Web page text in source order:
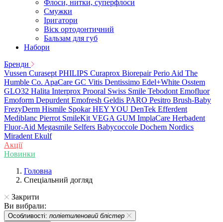
Флоси, нитки, суперфлоси
Смужки
Іригатори
Віск ортодонтичний
Бальзам для губ
Набори
Бренди
Vussen Curasept PHILIPS Curaprox Biorepair Perio Aid The
Humble Co. ApaCare GC Vitis Dentissimo Edel+White Osstem
GLO32 Halita Interprox Prooral Swiss Smile Tebodont Emofluor
Emoform Depurdent Emofresh Geldis PARO Pesitro Brush-Baby
FrezyDerm Hismile Spokar HEY YOU DenTek Efferdent
Mediblanc Pierrot SmileKit VEGA GUM ImplaCare Herbadent
Fluor-Aid Megasmile Selfers Babycoccole Dochem Nordics
Miradent Ekulf
Акції
Новинки
Головна
Спеціальний догляд
Закрити
Ви вибрали:
Особливості: поліетиленовий блістер